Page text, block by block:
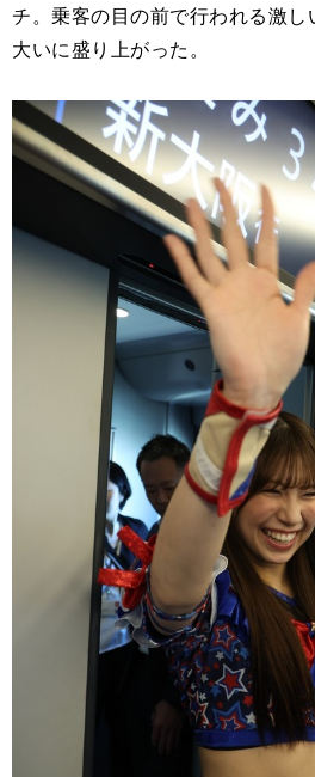
チ。乗客の目の前で行われる激
大いに盛り上がった。